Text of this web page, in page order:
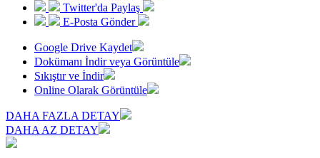
Twitter'da Paylaş
E-Posta Gönder
Google Drive Kaydet
Dokümanı İndir veya Görüntüle
Sıkıştır ve İndir
Online Olarak Görüntüle
DAHA FAZLA DETAY
DAHA AZ DETAY